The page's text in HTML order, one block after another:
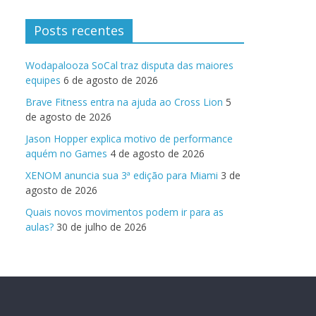
Posts recentes
Wodapalooza SoCal traz disputa das maiores
equipes 6 de agosto de 2026
Brave Fitness entra na ajuda ao Cross Lion 5
de agosto de 2026
Jason Hopper explica motivo de performance
aquém no Games 4 de agosto de 2026
XENOM anuncia sua 3ª edição para Miami 3 de
agosto de 2026
Quais novos movimentos podem ir para as
aulas? 30 de julho de 2026